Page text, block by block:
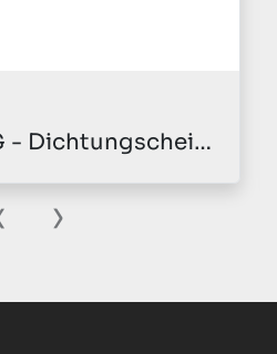
WOHLENBERG - Dichtungscheibe
›